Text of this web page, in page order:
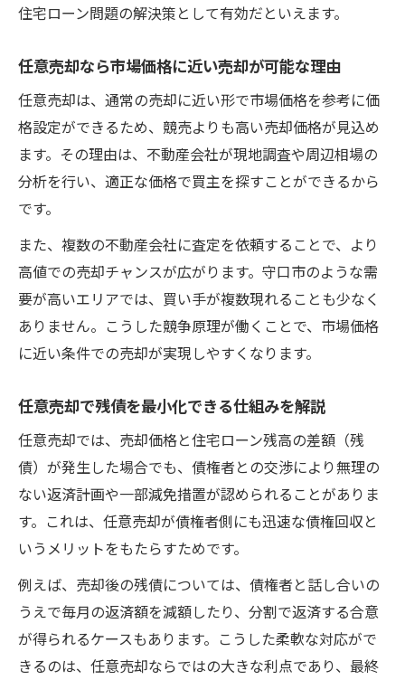
住宅ローン問題の解決策として有効だといえます。
任意売却なら市場価格に近い売却が可能な理由
任意売却は、通常の売却に近い形で市場価格を参考に価
格設定ができるため、競売よりも高い売却価格が見込め
ます。その理由は、不動産会社が現地調査や周辺相場の
分析を行い、適正な価格で買主を探すことができるから
です。
また、複数の不動産会社に査定を依頼することで、より
高値での売却チャンスが広がります。守口市のような需
要が高いエリアでは、買い手が複数現れることも少なく
ありません。こうした競争原理が働くことで、市場価格
に近い条件での売却が実現しやすくなります。
任意売却で残債を最小化できる仕組みを解説
任意売却では、売却価格と住宅ローン残高の差額（残
債）が発生した場合でも、債権者との交渉により無理の
ない返済計画や一部減免措置が認められることがありま
す。これは、任意売却が債権者側にも迅速な債権回収と
いうメリットをもたらすためです。
例えば、売却後の残債については、債権者と話し合いの
うえで毎月の返済額を減額したり、分割で返済する合意
が得られるケースもあります。こうした柔軟な対応がで
きるのは、任意売却ならではの大きな利点であり、最終